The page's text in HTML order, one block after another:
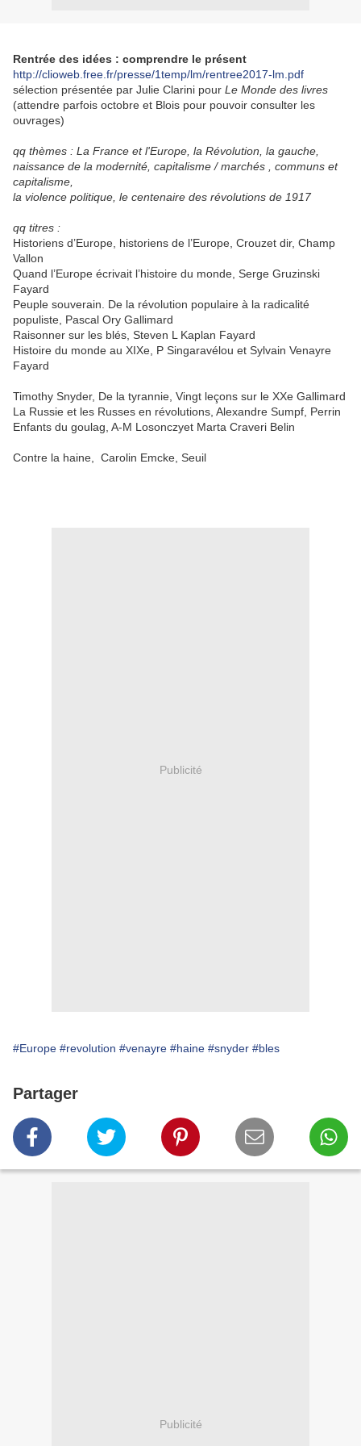
Rentrée des idées : comprendre le présent
http://clioweb.free.fr/presse/1temp/lm/rentree2017-lm.pdf
sélection présentée par Julie Clarini pour Le Monde des livres
(attendre parfois octobre et Blois pour pouvoir consulter les
ouvrages)
qq thèmes : La France et l'Europe, la Révolution, la gauche,
naissance de la modernité, capitalisme / marchés , communs et
capitalisme,
la violence politique, le centenaire des révolutions de 1917
qq titres :
Historiens d’Europe, historiens de l’Europe, Crouzet dir, Champ
Vallon
Quand l’Europe écrivait l’histoire du monde, Serge Gruzinski
Fayard
Peuple souverain. De la révolution populaire à la radicalité
populiste, Pascal Ory Gallimard
Raisonner sur les blés, Steven L Kaplan Fayard
Histoire du monde au XIXe, P Singaravélou et Sylvain Venayre
Fayard
Timothy Snyder, De la tyrannie, Vingt leçons sur le XXe Gallimard
La Russie et les Russes en révolutions, Alexandre Sumpf, Perrin
Enfants du goulag, A-M Losonczyet Marta Craveri Belin
Contre la haine, Carolin Emcke, Seuil
Publicité
#Europe #revolution #venayre #haine #snyder #bles
Partager
Publicité